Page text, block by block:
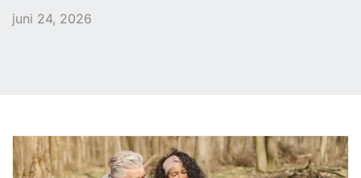
juni 24, 2026